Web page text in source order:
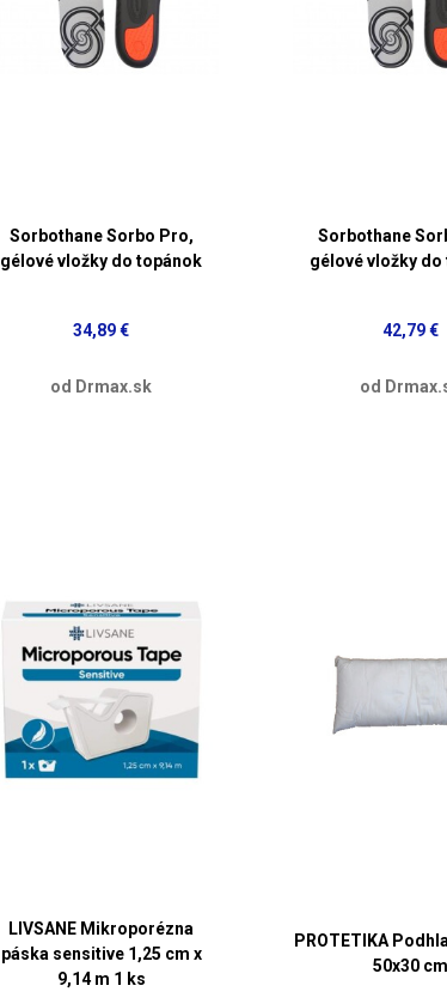
Sorbothane Sorbo Pro,
gélové vložky do topánok
34,89 €
od Drmax.sk
Sorbothane
gélové vložky
42,79 €
od
LIVSANE Mikroporézna
páska sensitive 1,25 cm x
9,14 m 1 ks
PROTETIKA
50x30 cm